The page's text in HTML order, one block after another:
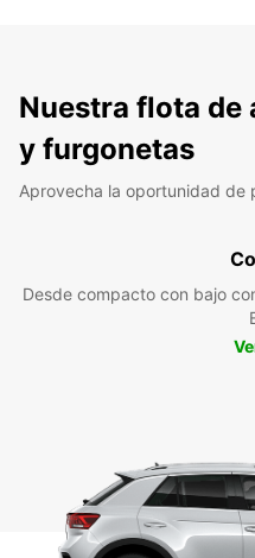
Nuestra flota de
y furgonetas
Aprovecha la oportunidad de
Desde compacto con bajo